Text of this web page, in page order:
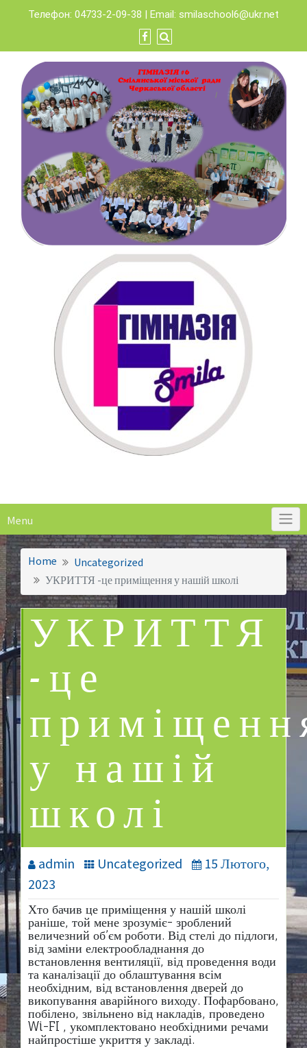
content
Телефон: 04733-2-09-38 | Email: smilaschool6@ukr.net
Menu
Home
Uncategorized
УКРИТТЯ -це приміщення у нашій школі
УКРИТТЯ
-це
у нашій
школі
admin Uncategorized
15 Лютого,
2023
Хто бачив це приміщення у нашій школі
раніше, той мене зрозуміє- зроблений
величезний об’єм роботи. Від стелі до підлоги,
від заміни електрообладнання до
встановлення вентиляції, від проведення води
та каналізації до облаштування всім
необхідним, від встановлення дверей до
викопування аварійного виходу. Пофарбовано,
побілено, звільнено від накладів, проведено
Wi-FI , укомплектовано необхідними речами
найпростіше укриття у закладі.